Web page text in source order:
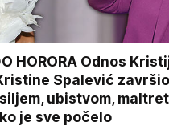
HORORA Odnos
Spalević
ubistvom,
je sve počelo